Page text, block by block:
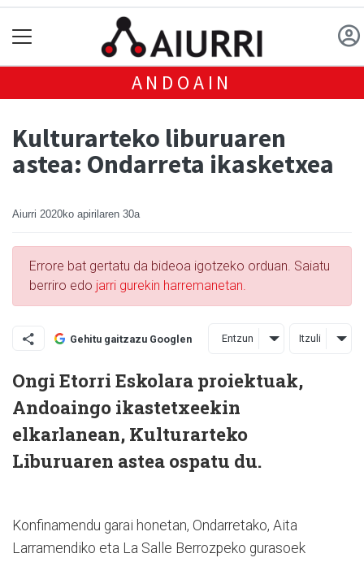
ANDOAIN
Kulturarteko liburuaren
astea: Ondarreta ikasketxea
Aiurri 2020ko apirilaren 30a
Errore bat gertatu da bideoa igotzeko orduan. Saiatu
berriro edo jarri gurekin harremanetan.
Gehitu gaitzazu Googlen Entzun Itzuli
Ongi Etorri Eskolara proiektuak,
Andoaingo ikastetxeekin
elkarlanean, Kulturarteko
Liburuaren astea ospatu du.
Konfinamendu garai honetan, Ondarretako, Aita
Larramendiko eta La Salle Berrozpeko gurasoek